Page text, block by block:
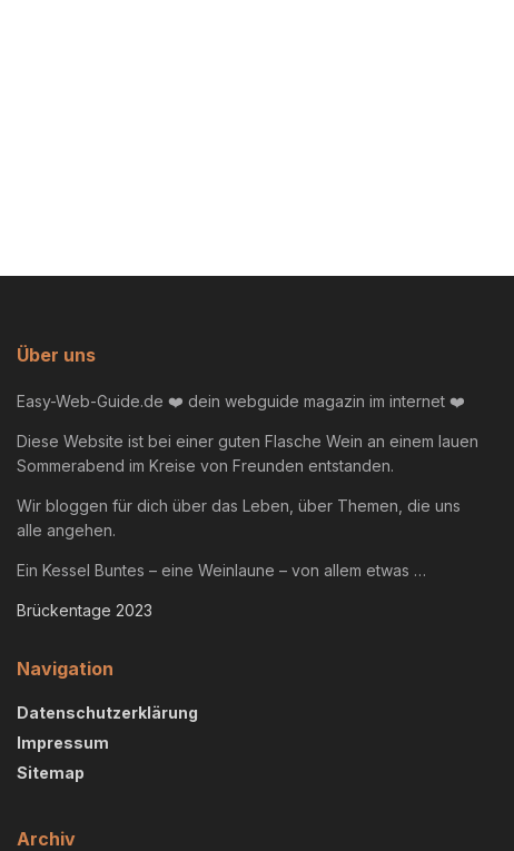
Über uns
Easy-Web-Guide.de ❤️ dein webguide magazin im internet ❤️
Diese Website ist bei einer guten Flasche Wein an einem lauen
Sommerabend im Kreise von Freunden entstanden.
Wir bloggen für dich über das Leben, über Themen, die uns
alle angehen.
Ein Kessel Buntes – eine Weinlaune – von allem etwas …
Brückentage 2023
Navigation
Datenschutzerklärung
Impressum
Sitemap
Archiv